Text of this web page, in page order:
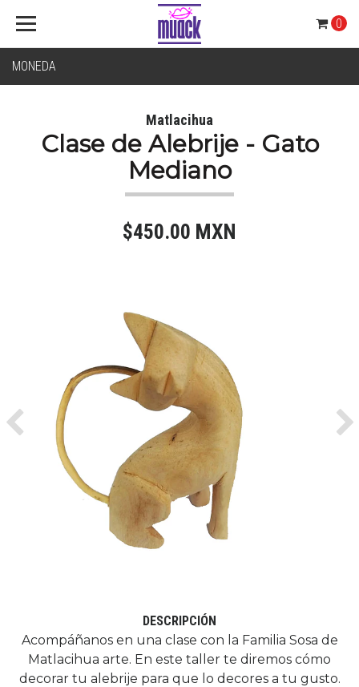
MONEDA
0
Matlacihua
Clase de Alebrije - Gato
Mediano
$450.00 MXN
Previous
DESCRIPCIÓN
Acompáñanos en una clase con la Familia Sosa de
Matlacihua arte. En este taller te diremos cómo
decorar tu alebrije para que lo decores a tu gusto.